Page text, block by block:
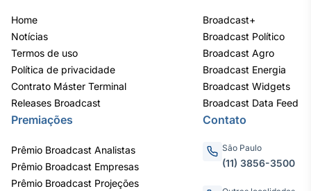
Home
Notícias
Termos de uso
Política de privacidade
Contrato Máster Terminal
Releases Broadcast
Broadcast+
Broadcast Político
Broadcast Agro
Broadcast Energia
Broadcast Widgets
Broadcast Data Feed
Premiações
Prêmio Broadcast Analistas
Prêmio Broadcast Empresas
Prêmio Broadcast Projeções
Contato
São Paulo
(11) 3856-3500